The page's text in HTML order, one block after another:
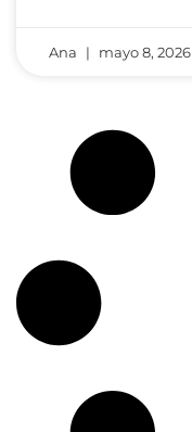
Ana mayo 8, 2026